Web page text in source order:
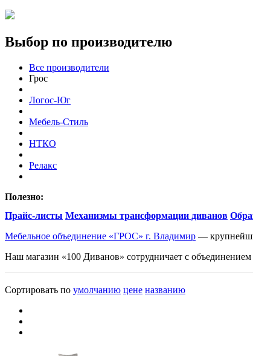
Выбор по производителю
Все производители
Грос
Логос-Юг
Мебель-Стиль
НТКО
Релакс
Полезно:
Прайс-листы Механизмы трансформации диванов
Мебельное объединение «ГРОС» г. Владимир —
Наш магазин «100 Диванов» сотрудничает с
Сортировать по умолчанию цене названию